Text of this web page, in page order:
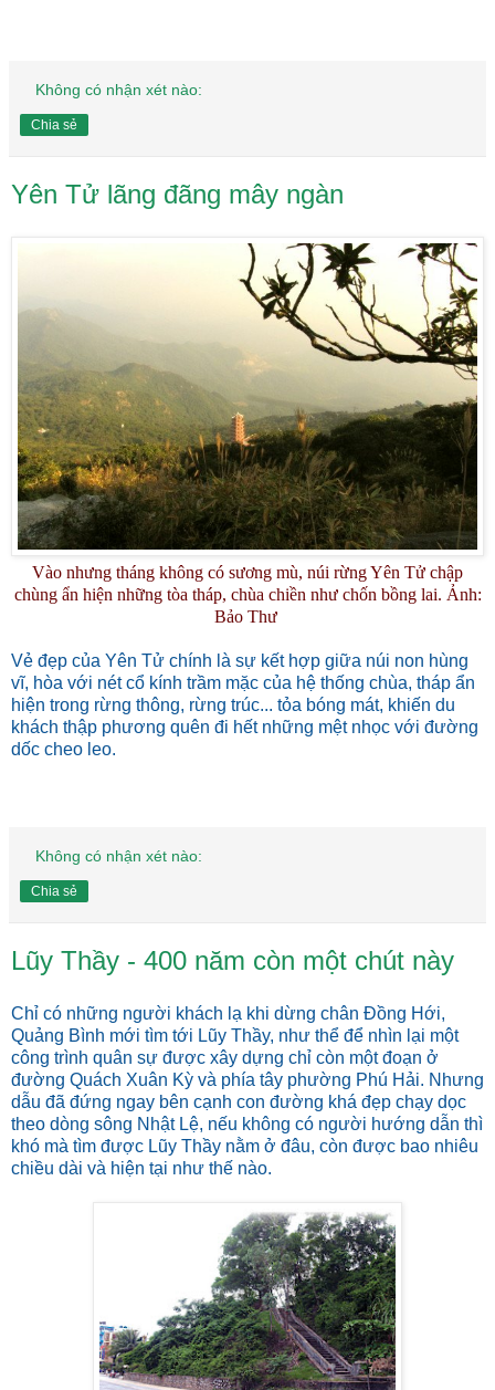
Không có nhận xét nào:
Chia sẻ
Yên Tử lãng đãng mây ngàn
Vào nhưng tháng không có sương mù, núi rừng Yên Tử chập
chùng ẩn hiện những tòa tháp, chùa chiền như chốn bồng lai. Ảnh:
Bảo Thư
Vẻ đẹp của Yên Tử chính là sự kết hợp giữa núi non hùng
vĩ, hòa với nét cổ kính trầm mặc của hệ thống chùa, tháp ẩn
hiện trong rừng thông, rừng trúc... tỏa bóng mát, khiến du
khách thập phương quên đi hết những mệt nhọc với đường
dốc cheo leo.
Không có nhận xét nào:
Chia sẻ
Lũy Thầy - 400 năm còn một chút này
Chỉ có những người khách lạ khi dừng chân Đồng Hới,
Quảng Bình mới tìm tới Lũy Thầy, như thể để nhìn lại một
công trình quân sự được xây dựng chỉ còn một đoạn ở
đường Quách Xuân Kỳ và phía tây phường Phú Hải. Nhưng
dẫu đã đứng ngay bên cạnh con đường khá đẹp chạy dọc
theo dòng sông Nhật Lệ, nếu không có người hướng dẫn thì
khó mà tìm được Lũy Thầy nằm ở đâu, còn được bao nhiêu
chiều dài và hiện tại như thế nào.